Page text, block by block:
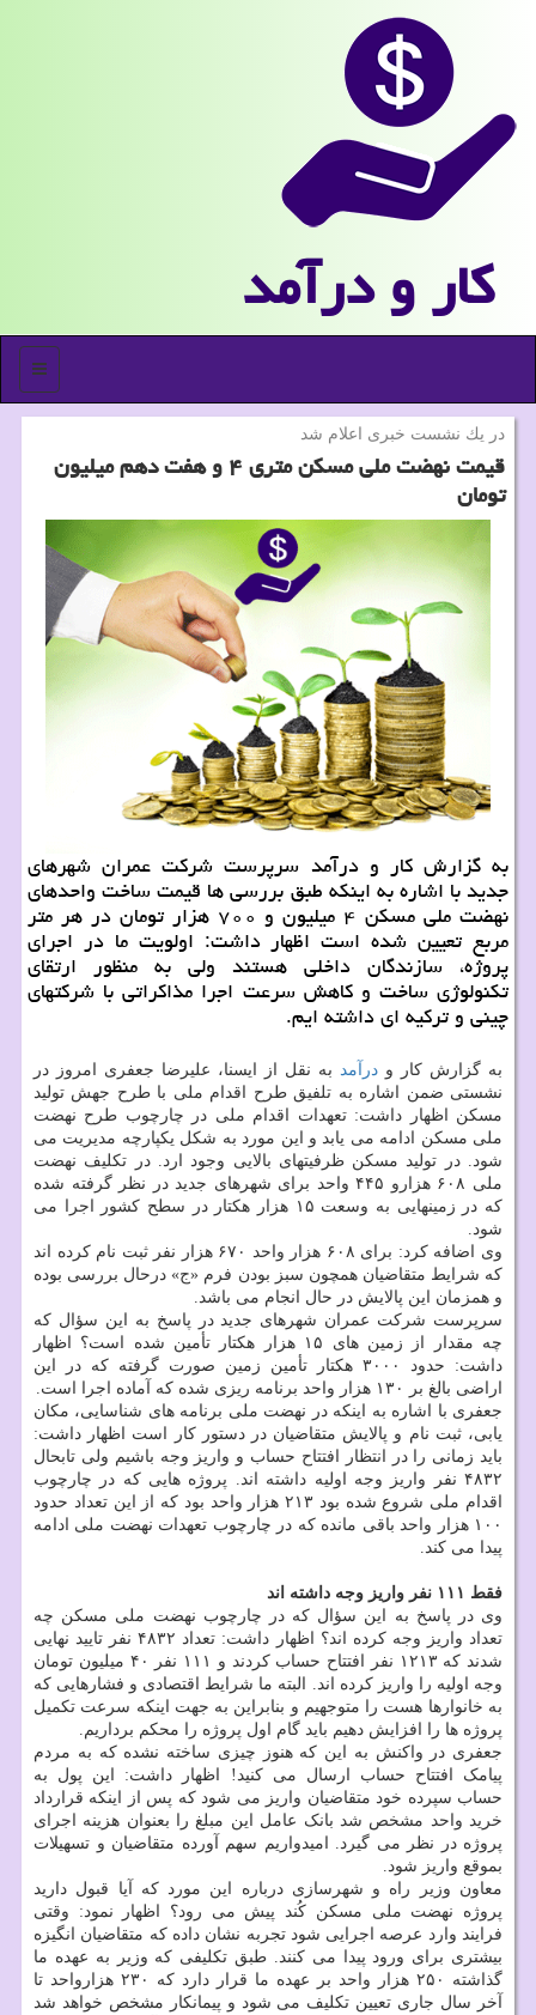
كار و درآمد
منو
در یك نشست خبری اعلام شد
قیمت نهضت ملی مسکن متری ۴ و هفت دهم میلیون
تومان
به گزارش کار و درآمد سرپرست شرکت عمران شهرهای
جدید با اشاره به اینکه طبق بررسی ها قیمت ساخت واحدهای
نهضت ملی مسکن ۴ میلیون و ۷۰۰ هزار تومان در هر متر
مربع تعیین شده است اظهار داشت: اولویت ما در اجرای
پروژه، سازندگان داخلی هستند ولی به منظور ارتقای
تکنولوژی ساخت و کاهش سرعت اجرا مذاکراتی با شرکتهای
چینی و ترکیه ای داشته ایم.
به گزارش کار و درآمد به نقل از ایسنا، علیرضا جعفری امروز در
نشستی ضمن اشاره به تلفیق طرح اقدام ملی با طرح جهش تولید
مسکن اظهار داشت: تعهدات اقدام ملی در چارچوب طرح نهضت
ملی مسکن ادامه می یابد و این مورد به شکل یکپارچه مدیریت می
شود. در تولید مسکن ظرفیتهای بالایی وجود ارد. در تکلیف نهضت
ملی ۶۰۸ هزارو ۴۴۵ واحد برای شهرهای جدید در نظر گرفته شده
که در زمینهایی به وسعت ۱۵ هزار هکتار در سطح کشور اجرا می
شود.
وی اضافه کرد: برای ۶۰۸ هزار واحد ۶۷۰ هزار نفر ثبت نام کرده اند
که شرایط متقاضیان همچون سبز بودن فرم «ج» درحال بررسی بوده
و همزمان این پالایش در حال انجام می باشد.
سرپرست شرکت عمران شهرهای جدید در پاسخ به این سؤال که
چه مقدار از زمین های ۱۵ هزار هکتار تأمین شده است؟ اظهار
داشت: حدود ۳۰۰۰ هکتار تأمین زمین صورت گرفته که در این
اراضی بالغ بر ۱۳۰ هزار واحد برنامه ریزی شده که آماده اجرا است.
جعفری با اشاره به اینکه در نهضت ملی برنامه های شناسایی، مکان
یابی، ثبت نام و پالایش متقاضیان در دستور کار است اظهار داشت:
باید زمانی را در انتظار افتتاح حساب و واریز وجه باشیم ولی تابحال
۴۸۳۲ نفر واریز وجه اولیه داشته اند. پروژه هایی که در چارچوب
اقدام ملی شروع شده بود ۲۱۳ هزار واحد بود که از این تعداد حدود
۱۰۰ هزار واحد باقی مانده که در چارچوب تعهدات نهضت ملی ادامه
پیدا می کند.
فقط ۱۱۱ نفر واریز وجه داشته اند
وی در پاسخ به این سؤال که در چارچوب نهضت ملی مسکن چه
تعداد واریز وجه کرده اند؟ اظهار داشت: تعداد ۴۸۳۲ نفر تایید نهایی
شدند که ۱۲۱۳ نفر افتتاح حساب کردند و ۱۱۱ نفر ۴۰ میلیون تومان
وجه اولیه را واریز کرده اند. البته ما شرایط اقتصادی و فشارهایی که
به خانوارها هست را متوجهیم و بنابراین به جهت اینکه سرعت تکمیل
پروژه ها را افزایش دهیم باید گام اول پروژه را محکم برداریم.
جعفری در واکنش به این که هنوز چیزی ساخته نشده که به مردم
پیامک افتتاح حساب ارسال می کنید! اظهار داشت: این پول به
حساب سپرده خود متقاضیان واریز می شود که پس از اینکه قرارداد
خرید واحد مشخص شد بانک عامل این مبلغ را بعنوان هزینه اجرای
پروژه در نظر می گیرد. امیدواریم سهم آورده متقاضیان و تسهیلات
بموقع واریز شود.
معاون وزیر راه و شهرسازی درباره این مورد که آیا قبول دارید
پروژه نهضت ملی مسکن کُند پیش می رود؟ اظهار نمود: وقتی
فرایند وارد عرصه اجرایی شود تجربه نشان داده که متقاضیان انگیزه
بیشتری برای ورود پیدا می کنند. طبق تکلیفی که وزیر به عهده ما
گذاشته ۲۵۰ هزار واحد بر عهده ما قرار دارد که ۲۳۰ هزارواحد تا
آخر سال جاری تعیین تکلیف می شود و پیمانکار مشخص خواهد شد